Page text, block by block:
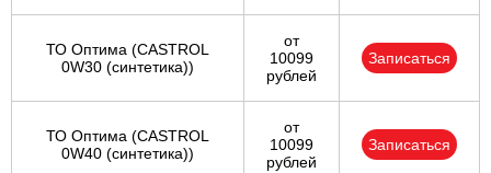
ТО Оптима (CASTROL
0W30 (синтетика))
от
10099
рублей
Записаться
ТО Оптима (CASTROL
0W40 (синтетика))
от
10099
рублей
Записаться